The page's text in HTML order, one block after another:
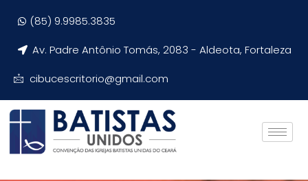
(85) 9.9985.3835
Av. Padre Antônio Tomás, 2083 - Aldeota, Fortaleza
cibucescritorio@gmail.com